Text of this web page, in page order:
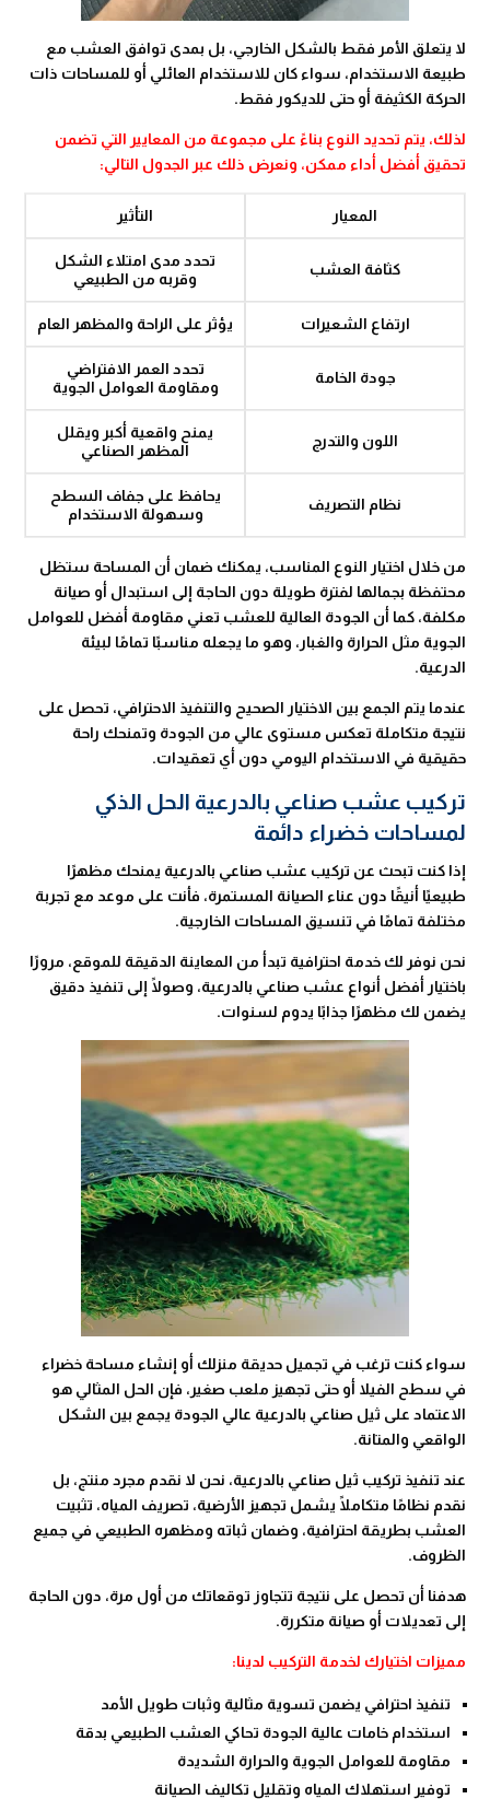
لا يتعلق الأمر فقط بالشكل الخارجي، بل بمدى توافق العشب مع
طبيعة الاستخدام، سواء كان للاستخدام العائلي أو للمساحات ذات
الحركة الكثيفة أو حتى للديكور فقط.
لذلك، يتم تحديد النوع بناءً على مجموعة من المعايير التي تضمن
تحقيق أفضل أداء ممكن، ونعرض ذلك عبر الجدول التالي:
المعيار التأثير
كثافة العشب
تحدد مدى امتلاء الشكل
وقربه من الطبيعي
ارتفاع الشعيرات يؤثر على الراحة والمظهر العام
جودة الخامة
تحدد العمر الافتراضي
ومقاومة العوامل الجوية
اللون والتدرج
يمنح واقعية أكبر ويقلل
المظهر الصناعي
نظام التصريف
يحافظ على جفاف السطح
وسهولة الاستخدام
من خلال اختيار النوع المناسب، يمكنك ضمان أن المساحة ستظل
محتفظة بجمالها لفترة طويلة دون الحاجة إلى استبدال أو صيانة
مكلفة، كما أن الجودة العالية للعشب تعني مقاومة أفضل للعوامل
الجوية مثل الحرارة والغبار، وهو ما يجعله مناسبًا تمامًا لبيئة
الدرعية.
عندما يتم الجمع بين الاختيار الصحيح والتنفيذ الاحترافي، تحصل على
نتيجة متكاملة تعكس مستوى عالي من الجودة وتمنحك راحة
حقيقية في الاستخدام اليومي دون أي تعقيدات.
تركيب عشب صناعي بالدرعية الحل الذكي
لمساحات خضراء دائمة
إذا كنت تبحث عن تركيب عشب صناعي بالدرعية يمنحك مظهرًا
طبيعيًا أنيقًا دون عناء الصيانة المستمرة، فأنت على موعد مع تجربة
مختلفة تمامًا في تنسيق المساحات الخارجية.
نحن نوفر لك خدمة احترافية تبدأ من المعاينة الدقيقة للموقع، مرورًا
باختيار أفضل أنواع عشب صناعي بالدرعية، وصولًا إلى تنفيذ دقيق
يضمن لك مظهرًا جذابًا يدوم لسنوات.
سواء كنت ترغب في تجميل حديقة منزلك أو إنشاء مساحة خضراء
في سطح الفيلا أو حتى تجهيز ملعب صغير، فإن الحل المثالي هو
الاعتماد على ثيل صناعي بالدرعية عالي الجودة يجمع بين الشكل
الواقعي والمتانة.
عند تنفيذ تركيب ثيل صناعي بالدرعية، نحن لا نقدم مجرد منتج، بل
نقدم نظامًا متكاملًا يشمل تجهيز الأرضية، تصريف المياه، تثبيت
العشب بطريقة احترافية، وضمان ثباته ومظهره الطبيعي في جميع
الظروف.
هدفنا أن تحصل على نتيجة تتجاوز توقعاتك من أول مرة، دون الحاجة
إلى تعديلات أو صيانة متكررة.
مميزات اختيارك لخدمة التركيب لدينا:
تنفيذ احترافي يضمن تسوية مثالية وثبات طويل الأمد
استخدام خامات عالية الجودة تحاكي العشب الطبيعي بدقة
مقاومة للعوامل الجوية والحرارة الشديدة
توفير استهلاك المياه وتقليل تكاليف الصيانة